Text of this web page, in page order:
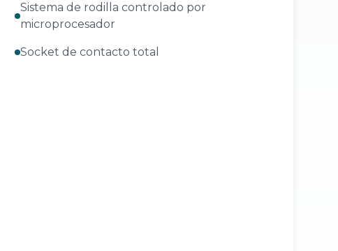
Sistema de rodilla controlado por
microprocesador
Socket de contacto total